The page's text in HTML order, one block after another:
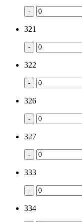
-
321
-
322
-
326
-
327
-
333
-
334